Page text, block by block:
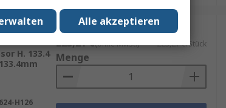
Lager
H. 133.4
H126
Zwischensumme (1 Stück)
223,21 €(ohne MwSt.) 223,21 €/Stück
Menge
Alle akzeptieren